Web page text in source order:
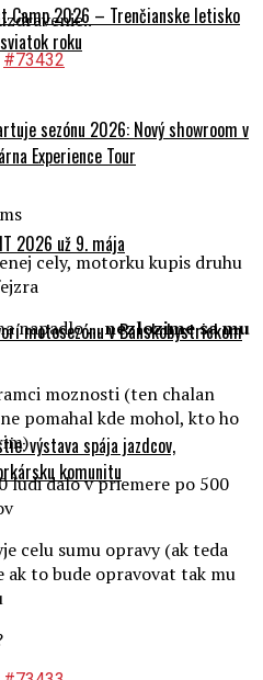
Camp 2026 – Trenčianske letisko
roku
sezónu 2026: Nový showroom v
Experience Tour
2026 už 9. mája
motosezónu v Banskobystrickom
výstava spája jazdcov,
komunitu
#73432
cely, motorku kupis druhu
napadlo …nezlozime sa mu
moznosti (ten chalan
pomahal kde mohol, kto ho
ludi dalo v priemere po 500
celu sumu opravy (ak teda
ak to bude opravovat tak mu